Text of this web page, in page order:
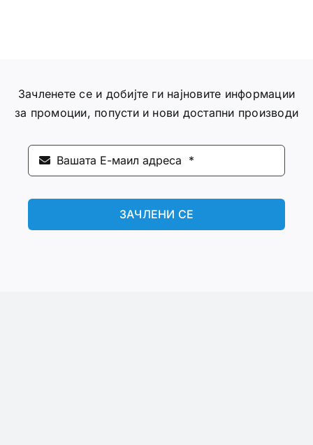
Зачленете се и добијте ги најновите информации
за промоции, попусти и нови достапни производи
ЗАЧЛЕНИ СЕ